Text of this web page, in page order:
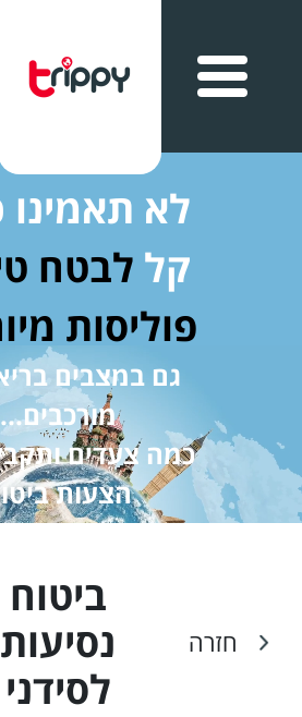
לא
קל לבטח
פוליסות
גם במצבים
מורכבים...
כמה צעדים
הצעות
חזרה
ביטוח
נסיעות
לסידני